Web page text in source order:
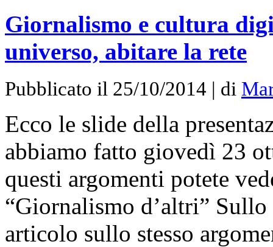
Giornalismo e cultura
universo, abitare la rete
Pubblicato il 25/10/2014 | di
Ecco le slide della
abbiamo fatto giovedì 23
questi argomenti potete
“Giornalismo d’altri” Sullo
articolo sullo stesso